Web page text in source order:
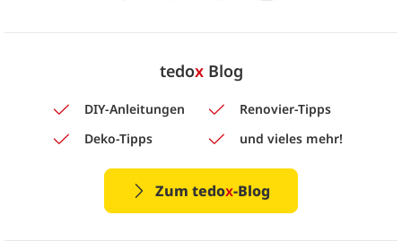
tedoxBlog
DIY-Anleitungen
Renovier-Tipps
Deko-Tipps
und vieles mehr!
Zum tedox-Blog